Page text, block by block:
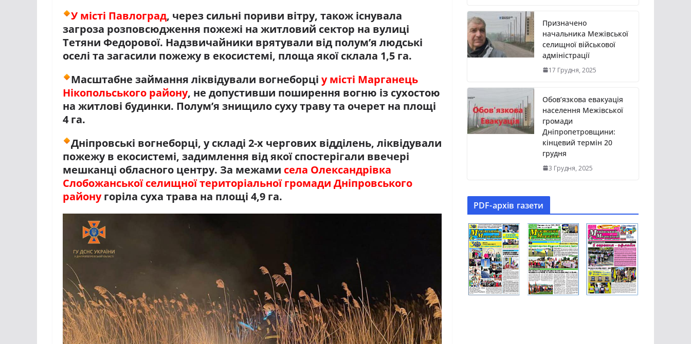
У місті Павлоград, через сильні пориви вітру, також існувала
загроза розповсюдження пожежі на житловий сектор на вулиці
Тетяни Федорової. Надзвичайники врятували від полум’я людські
оселі та загасили пожежу в екосистемі, площа якої склала 1,5 га.
Масштабне займання ліквідували вогнеборці у місті Марганець
Нікопольського району, не допустивши поширення вогню із сухостою
на житлові будинки. Полум’я знищило суху траву та очерет на площі
4 га.
Дніпровські вогнеборці, у складі 2-х чергових відділень, ліквідували
пожежу в екосистемі, задимлення від якої спостерігали ввечері
мешканці обласного центру. За межами села Олександрівка
Слобожанської селищної територіальної громади Дніпровського
районугоріла суха трава на площі 4,9 га.
Призначено
начальника Межівської
селищної військової
адміністрації
17 Грудня, 2025
Обов’язкова евакуація
населення Межівської
громади
Дніпропетровщини:
кінцевий термін 20
грудня
3 Грудня, 2025
PDF-aрхів газети